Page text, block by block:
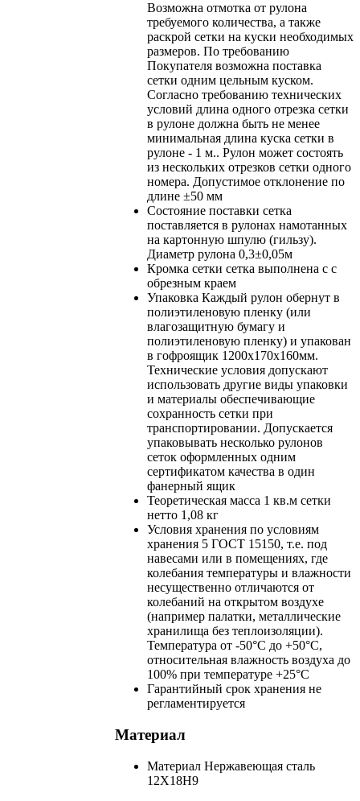
Возможна отмотка от рулона
требуемого количества, а также
раскрой сетки на куски необходимых
размеров. По требованию
Покупателя возможна поставка
сетки одним цельным куском.
Согласно требованию технических
условий длина одного отрезка сетки
в рулоне должна быть не менее
минимальная длина куска сетки в
рулоне - 1 м.. Рулон может состоять
из нескольких отрезков сетки одного
номера. Допустимое отклонение по
длине ±50 мм
Состояние поставки сетка
поставляется в рулонах намотанных
на картонную шпулю (гильзу).
Диаметр рулона 0,3±0,05м
Кромка сетки сетка выполнена с с
обрезным краем
Упаковка Каждый рулон обернут в
полиэтиленовую пленку (или
влагозащитную бумагу и
полиэтиленовую пленку) и упакован
в гофроящик 1200х170х160мм.
Технические условия допускают
использовать другие виды упаковки
и материалы обеспечивающие
сохранность сетки при
транспортировании. Допускается
упаковывать несколько рулонов
сеток оформленных одним
сертификатом качества в один
фанерный ящик
Теоретическая масса 1 кв.м сетки
нетто 1,08 кг
Условия хранения по условиям
хранения 5 ГОСТ 15150, т.е. под
навесами или в помещениях, где
колебания температуры и влажности
несущественно отличаются от
колебаний на открытом воздухе
(например палатки, металлические
хранилища без теплоизоляции).
Температура от -50°С до +50°С,
относительная влажность воздуха до
100% при температуре +25°С
Гарантийный срок хранения не
регламентируется
Материал
Материал Нержавеющая сталь
12Х18Н9